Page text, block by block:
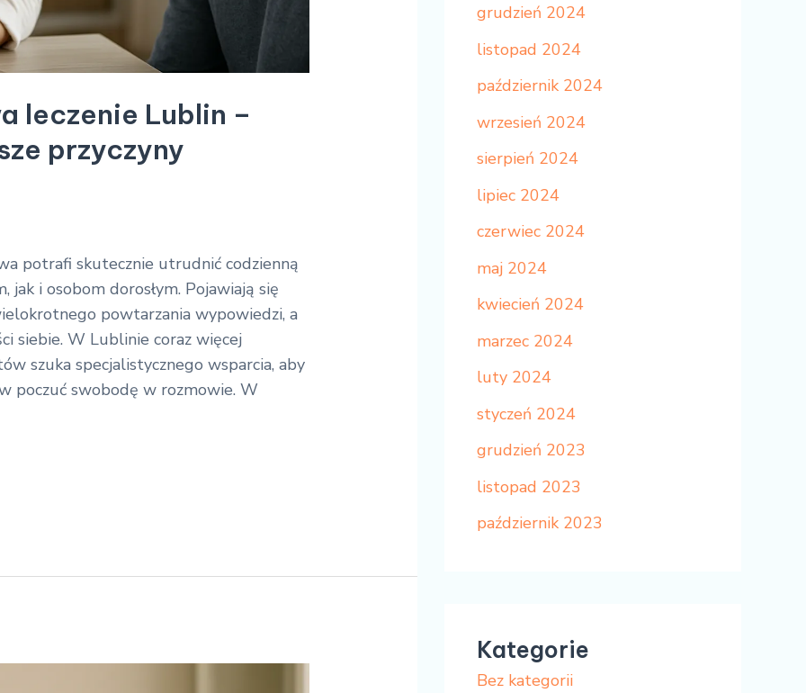
leczenie Lublin –
przyczyny
potrafi skutecznie utrudnić codzienną
jak i osobom dorosłym. Pojawiają się
powtarzania wypowiedzi, a
siebie. W Lublinie coraz więcej
szuka specjalistycznego wsparcia, aby
poczuć swobodę w rozmowie. W
grudzień 2024
listopad 2024
październik 2024
wrzesień 2024
sierpień 2024
lipiec 2024
czerwiec 2024
maj 2024
kwiecień 2024
marzec 2024
luty 2024
styczeń 2024
grudzień 2023
listopad 2023
październik 2023
Kategorie
Bez kategorii